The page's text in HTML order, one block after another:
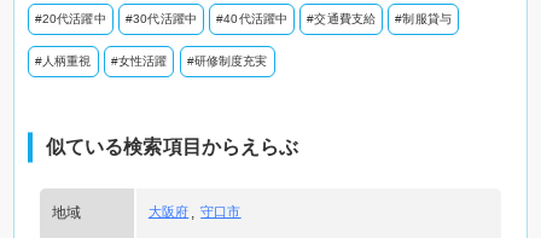
#20代活躍中 #30代活躍中 #40代活躍中 #交通費支給 #制服貸与
#人柄重視 #女性活躍 #研修制度充実
似ている検索項目からえらぶ
地域 大阪府 守口市